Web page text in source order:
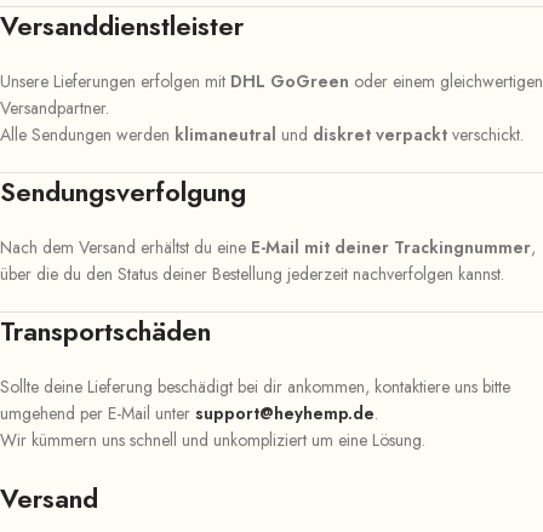
Versanddienstleister
Unsere Lieferungen erfolgen mit DHL GoGreen oder einem gleichwertigen
Versandpartner.
Alle Sendungen werden klimaneutral und diskret verpackt verschickt.
Sendungsverfolgung
Nach dem Versand erhältst du eine E-Mail mit deiner Trackingnummer,
über die du den Status deiner Bestellung jederzeit nachverfolgen kannst.
Transportschäden
Sollte deine Lieferung beschädigt bei dir ankommen, kontaktiere uns bitte
umgehend per E-Mail unter support@heyhemp.de.
Wir kümmern uns schnell und unkompliziert um eine Lösung.
Versand